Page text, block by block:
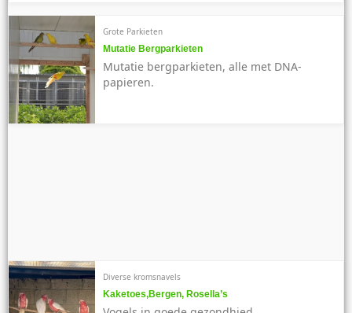
Grote Parkieten
Mutatie Bergparkieten
Mutatie bergparkieten, alle met DNA-
papieren.
Diverse kromsnavels
Kaketoes,Bergen, Rosella’s